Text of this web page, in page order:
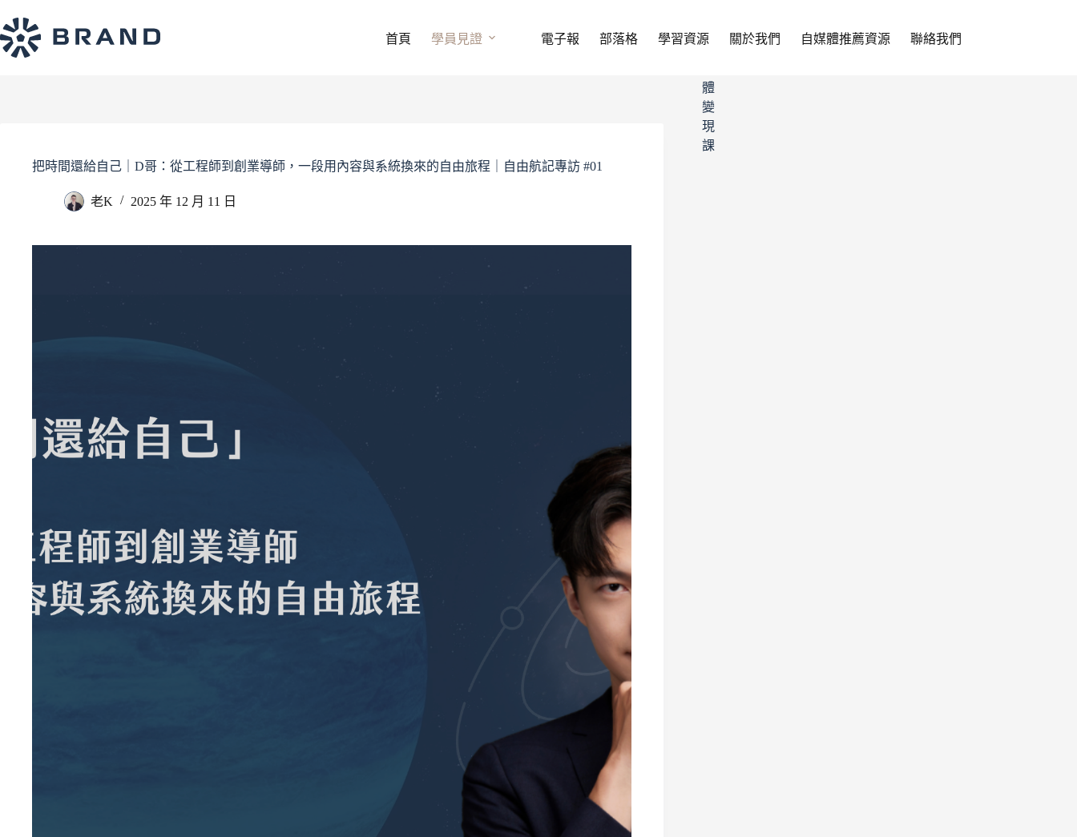
首頁 學員見證 電子報 部落格 學習資源 關於我們 自媒體推薦資源 聯絡我們
把時間還給自己｜D哥：從工程師到創業導師，一段用內容與系統換來的自由旅程｜自由航記專訪 #01
老K 2025 年 12 月 11 日
費
自
體
變
現
課